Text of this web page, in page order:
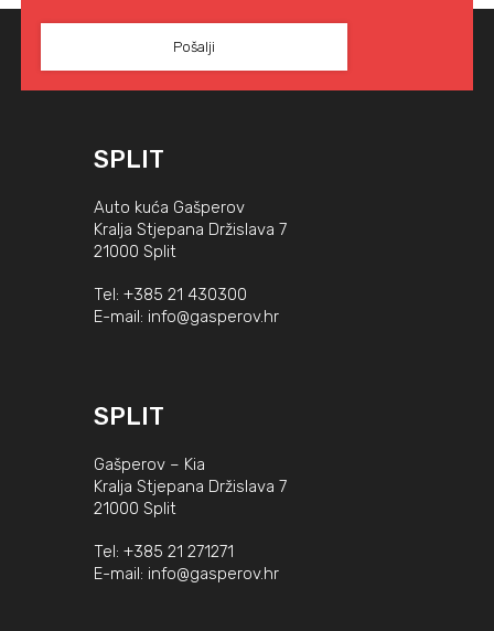
SPLIT
Auto kuća Gašperov
Kralja Stjepana Držislava 7
21000 Split
Tel: +385 21 430300
E-mail: info@gasperov.hr
SPLIT
Gašperov – Kia
Kralja Stjepana Držislava 7
21000 Split
Tel: +385 21 271271
E-mail: info@gasperov.hr